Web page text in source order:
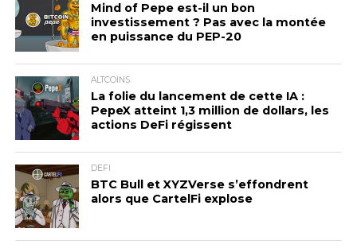
Mind of Pepe est-il un bon
investissement ? Pas avec la montée
en puissance du PEP-20
ALTCOINS
La folie du lancement de cette IA :
PepeX atteint 1,3 million de dollars, les
actions DeFi régissent
DEFI
BTC Bull et XYZVerse s’effondrent
alors que CartelFi explose